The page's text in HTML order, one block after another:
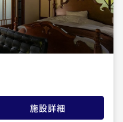
施設詳細